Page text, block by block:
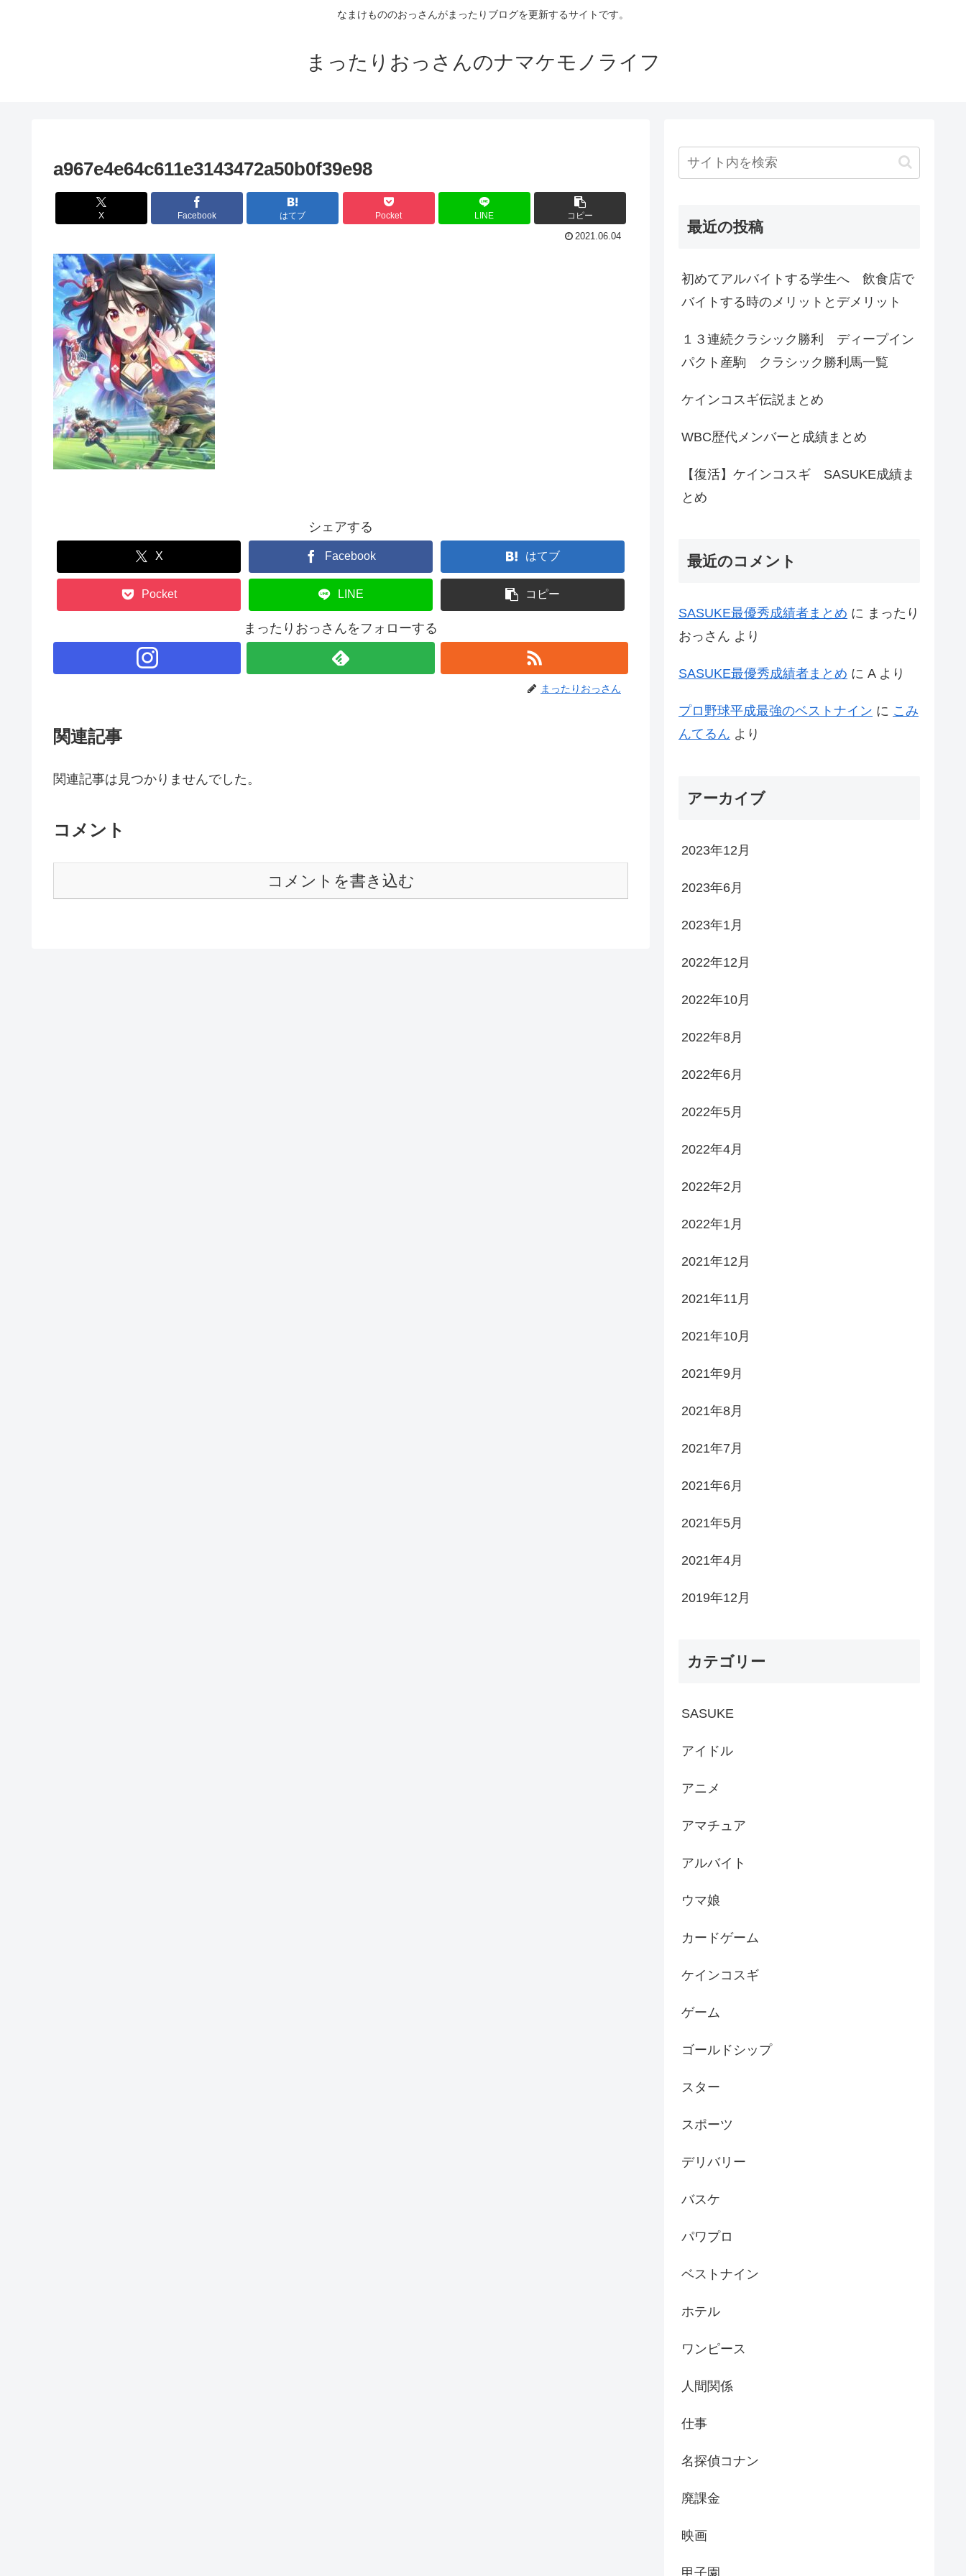
なまけもののおっさんがまったりブログを更新するサイトです。
まったりおっさんのナマケモノライフ
a967e4e64c611e3143472a50b0f39e98
X Facebook はてブ Pocket LINE コピー
2021.06.04
シェアする
X Facebook はてブ
Pocket LINE コピー
まったりおっさんをフォローする
まったりおっさん
関連記事
関連記事は見つかりませんでした。
コメント
コメントを書き込む
最近の投稿
初めてアルバイトする学生へ 飲食店で
バイトする時のメリットとデメリット
１３連続クラシック勝利 ディープイン
パクト産駒 クラシック勝利馬一覧
ケインコスギ伝説まとめ
WBC歴代メンバーと成績まとめ
【復活】ケインコスギ SASUKE成績ま
とめ
最近のコメント
SASUKE最優秀成績者まとめ に まったり
おっさん より
SASUKE最優秀成績者まとめ に Aより
プロ野球平成最強のベストナイン に こみ
んてるん より
アーカイブ
2023年12月
2023年6月
2023年1月
2022年12月
2022年10月
2022年8月
2022年6月
2022年5月
2022年4月
2022年2月
2022年1月
2021年12月
2021年11月
2021年10月
2021年9月
2021年8月
2021年7月
2021年6月
2021年5月
2021年4月
2019年12月
カテゴリー
SASUKE
アイドル
アニメ
アマチュア
アルバイト
ウマ娘
カードゲーム
ケインコスギ
ゲーム
ゴールドシップ
スター
スポーツ
デリバリー
バスケ
パワプロ
ベストナイン
ホテル
ワンピース
人間関係
仕事
名探偵コナン
廃課金
映画
甲子園